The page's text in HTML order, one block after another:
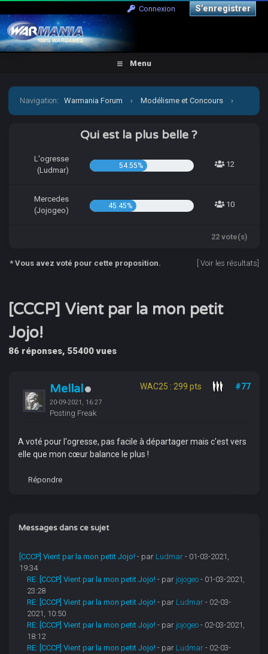
Connexion S’enregistrer
Menu
Navigation:Warmania Forum › Modélisme et Concours ›
› [CCCP] Vient par la mon petit Jojo!
Qui est la plus belle ?
L'ogresse
(Ludmar)
54.55% 12
Mercedes
(Jojogeo)
45.45% 10
22 vote(s)
* Vous avez voté pour cette proposition. Voir les résultats
[CCCP] Vient par la mon petit
Jojo!
86 réponses, 55400 vues
Mellal
20-09-2021, 16:27
Posting Freak
WAC25 : 299 pts #77
A voté pour l'ogresse, pas facile à départager mais c'est vers
elle que mon cœur balance le plus !
Répondre
Messages dans ce sujet
[CCCP] Vient par la mon petit Jojo! - par Ludmar - 01-03-2021,
19:34
RE: [CCCP] Vient par la mon petit Jojo! - par jojogeo - 01-03-2021,
23:28
RE: [CCCP] Vient par la mon petit Jojo! - par Ludmar - 02-03-
2021, 10:50
RE: [CCCP] Vient par la mon petit Jojo! - par jojogeo - 02-03-2021,
18:12
RE: [CCCP] Vient par la mon petit Jojo! - par Ludmar - 02-03-